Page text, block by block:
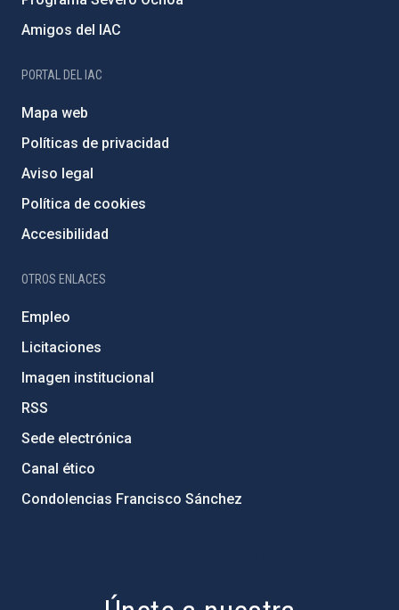
Amigos del IAC
PORTAL DEL IAC
Mapa web
Políticas de privacidad
Aviso legal
Política de cookies
Accesibilidad
OTROS ENLACES
Empleo
Licitaciones
Imagen institucional
RSS
Sede electrónica
Canal ético
Condolencias Francisco Sánchez